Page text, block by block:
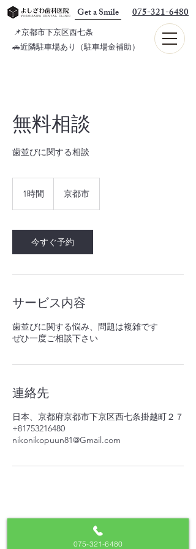
075-321-6480
Get a Smile
📌京都市下京区西七条
🚗近隣駐車場あり（駐車場金補助）
無料相談
歯並びに関する相談
1時間 京都市
今すぐ予約
サービス内容
歯並びに関する悩み、問題は複雑です
ぜひ一度ご相談下さい
連絡先
日本、京都府京都市下京区西七条掛越町２７
+81753216480
nikonikopuun81@Gmail.com
075-321-6480
075-321-6480